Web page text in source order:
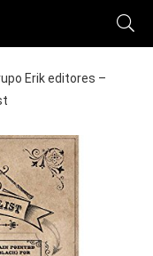
Erik editores –